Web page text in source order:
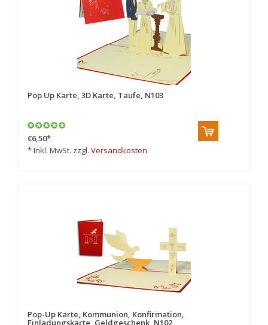
Pop Up Karte, 3D Karte, Taufe, N103
€6,50*
* Inkl. MwSt. zzgl. Versandkosten
Pop-Up Karte, Kommunion, Konfirmation,